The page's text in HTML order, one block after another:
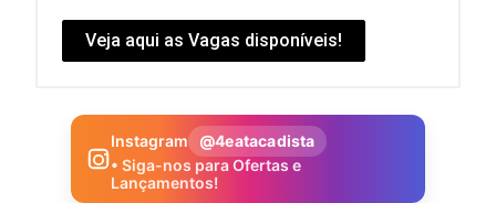
Veja aqui as Vagas disponíveis!
Instagram
@4eatacadista
• Siga-nos para Ofertas e
Lançamentos!